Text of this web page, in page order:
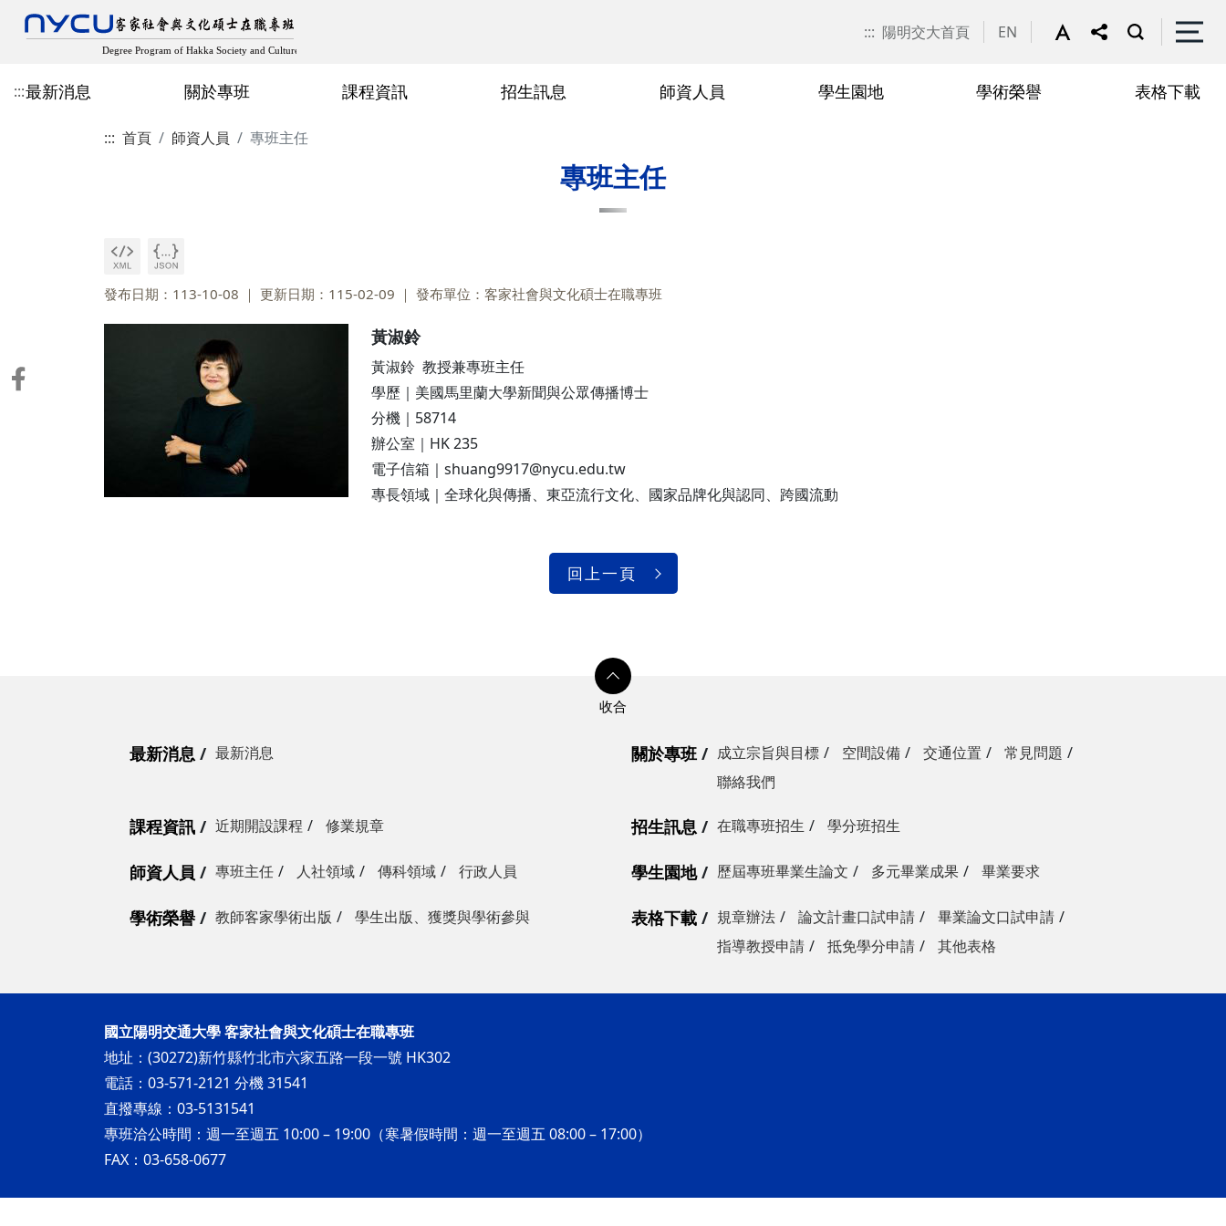
::: 陽明交大首頁 EN
:::最新消息 關於專班
空間設備
課程資訊
修業規章
招生訊息
學分班招生
師資人員
人社領域
學生園地
歷屆專班畢業生論文 多元畢業成果
學術榮譽
教師客家學術出版 學生出版、獲獎與學術參與
表格下載
論文計畫口試申請
::: 首頁 師資人員 專班主任
專班主任
發布日期：113-10-08 更新日期：115-02-09 發布單位：客家社會與文化碩士在職專班
黃淑鈴
黃淑鈴 教授兼專班主任
學歷｜美國馬里蘭大學新聞與公眾傳播博士
分機｜58714
辦公室｜HK 235
電子信箱｜shuang9917@nycu.edu.tw
專長領域｜全球化與傳播、東亞流行文化、國家品牌化與認同、跨國流動
回上一頁
最新消息 最新消息 關於專班 成立宗旨與目標 空間設備 交通位置
常見問題
聯絡我們
課程資訊 近期開設課程 修業規章 招生訊息 在職專班招生 學分班招生
師資人員 專班主任 人社領域 傳科領域 行政人員 學生園地 歷屆專班畢業生論文 多元畢業成果 畢業要求
學術榮譽 教師客家學術出版 學生出版、獲獎與學術參與 表格下載 規章辦法 論文計畫口試申請
畢業論文口試申請
指導教授申請
抵免學分申請 其他表格
國立陽明交通大學 客家社會與文化碩士在職專班
地址：(30272)新竹縣竹北市六家五路一段一號 HK302
電話：03-571-2121 分機 31541
直撥專線：03-5131541
專班洽公時間：週一至週五 10:00 – 19:00（寒暑假時間：週一至週五 08:00 – 17:00）
FAX：03-658-0677